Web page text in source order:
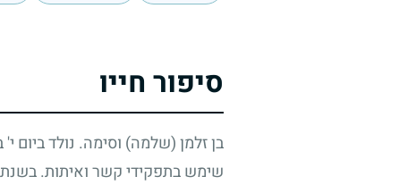
סיפור חייו
בן זלמן (שלמה) וסימה. נולד ביום
שימש בתפקידי קשר ואיתות. בשנת